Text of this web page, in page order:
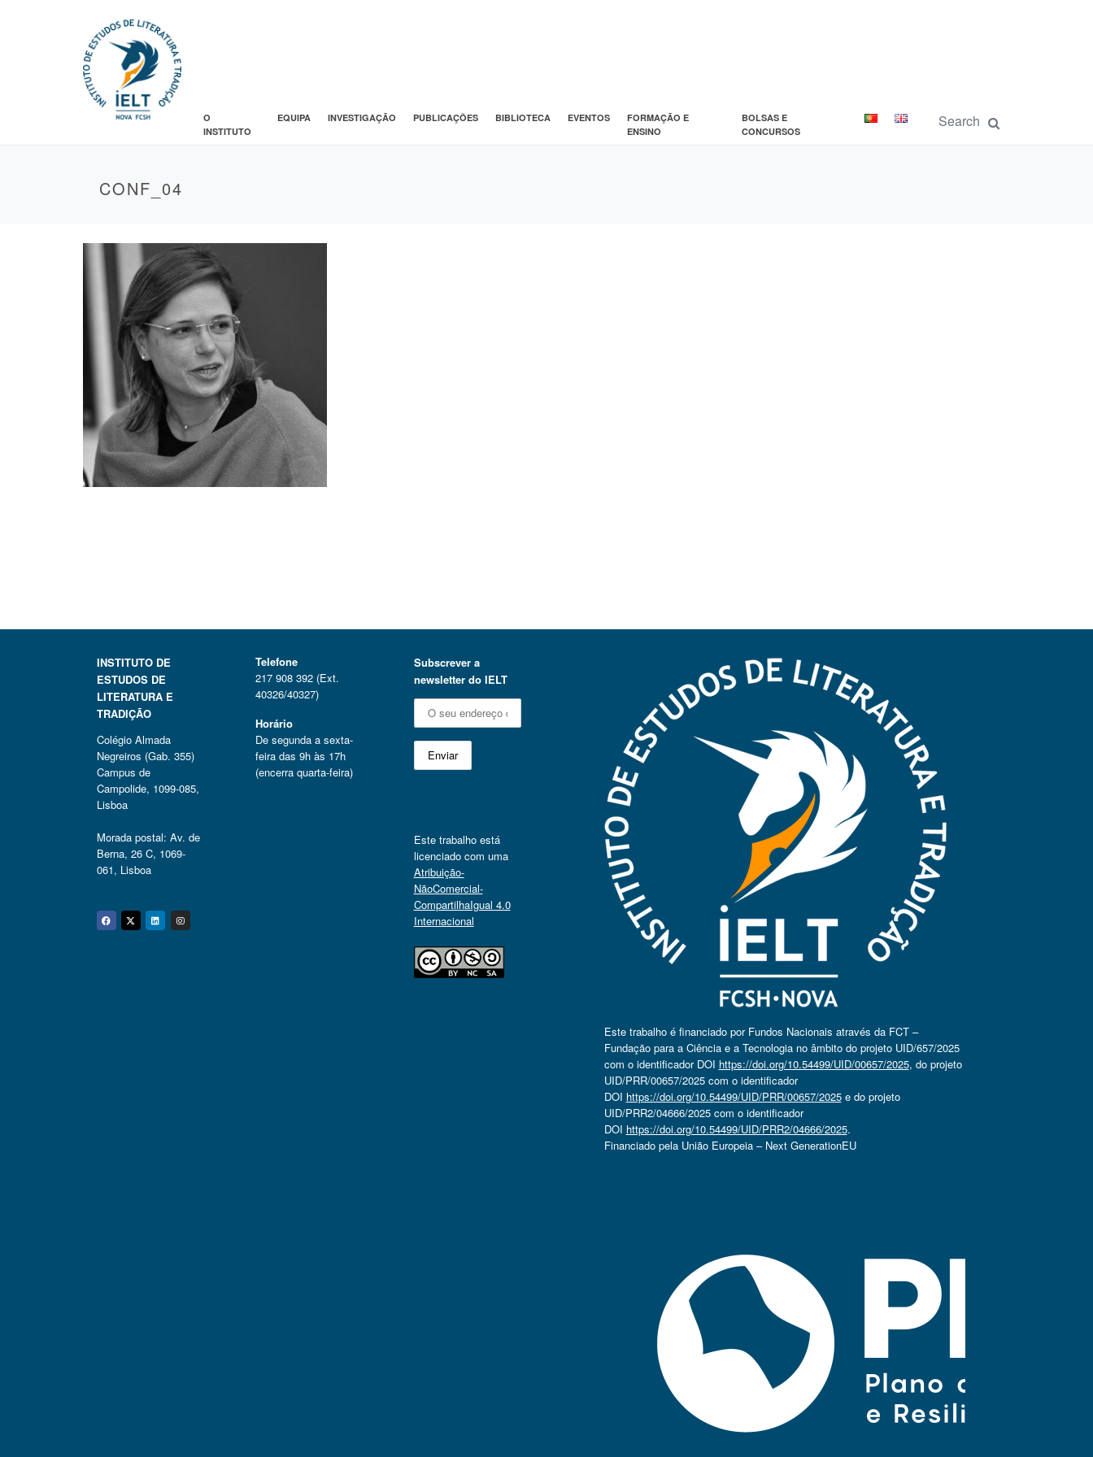
O
INSTITUTO
EQUIPA INVESTIGAÇÃO PUBLICAÇÕES BIBLIOTECA EVENTOS
FORMAÇÃO E
ENSINO
BOLSAS E
CONCURSOS
CONF_04
INSTITUTO DE
ESTUDOS DE
LITERATURA E
TRADIÇÃO
Colégio Almada
Negreiros (Gab. 355)
Campus de
Campolide, 1099-085,
Lisboa
Morada postal: Av. de
Berna, 26 C, 1069-
061, Lisboa
Facebook
Twitter
Linkedin
Instagram
Telefone
217 908 392 (Ext.
40326/40327)
Horário
De segunda a sexta-
feira das 9h às 17h
(encerra quarta-feira)
Subscrever a
newsletter do IELT
Este trabalho está
licenciado com uma
Atribuição-
NãoComercial-
CompartilhaIgual 4.0
Internacional
Este trabalho é financiado por Fundos Nacionais através da FCT –
Fundação para a Ciência e a Tecnologia no âmbito do projeto UID/657/2025
com o identificador DOI https://doi.org/10.54499/UID/00657/2025, do projeto
UID/PRR/00657/2025 com o identificador
DOI https://doi.org/10.54499/UID/PRR/00657/2025e do projeto
UID/PRR2/04666/2025 com o identificador
DOI https://doi.org/10.54499/UID/PRR2/04666/2025.
Financiado pela União Europeia – Next GenerationEU